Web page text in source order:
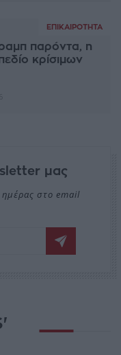
ΕΠΙΚΑΙΡΌΤΗΤΑ
παρόντα, η
κρίσιμων
μας
ημέρας στο email